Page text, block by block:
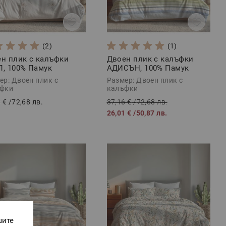
(2)
плик с калъфки
100% Памук
3 части
Двоен плик с
€ /72,68 лв.
(1)
Двоен плик с калъфки
АДИСЪН, 100% Памук
Ранфорс, 3 части
Размер: Двоен плик с
калъфки
37,16 €/72,68 лв.
26,01 € /50,87 лв.